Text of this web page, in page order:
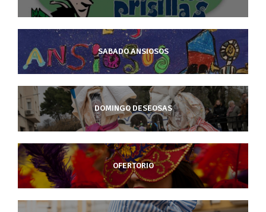
SABADO ANSIOSOS
DOMINGO DESEOSAS
OFERTORIO